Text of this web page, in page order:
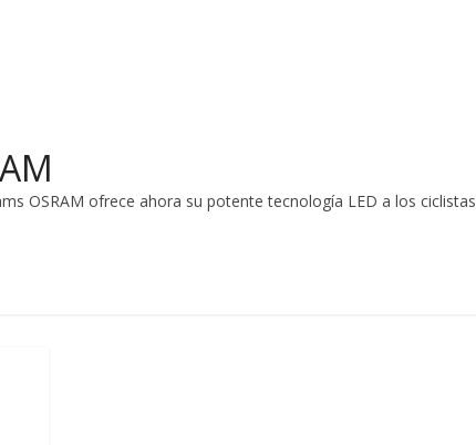
OSRAM ofrece ahora su potente tecnología LED a los ciclistas